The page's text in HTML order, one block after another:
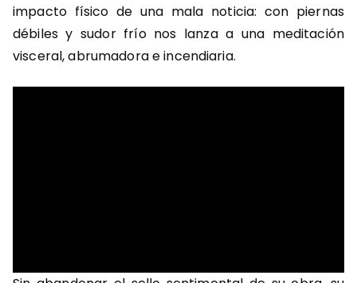
impacto físico de una mala noticia: con piernas
débiles y sudor frío nos lanza a una meditación
visceral, abrumadora e incendiaria.